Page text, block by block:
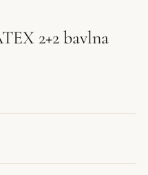
2+2 bavlna